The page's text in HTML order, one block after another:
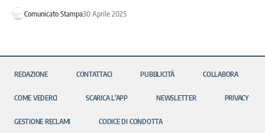
Comunicato Stampa30 Aprile 2025
REDAZIONE CONTATTACI PUBBLICITÀ COLLABORA
COME VEDERCI SCARICA L’APP NEWSLETTER PRIVACY
GESTIONE RECLAMI CODICE DI CONDOTTA